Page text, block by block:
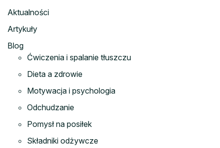
Aktualności
Artykuły
Blog
Ćwiczenia i spalanie tłuszczu
Dieta a zdrowie
Motywacja i psychologia
Odchudzanie
Pomysł na posiłek
Składniki odżywcze